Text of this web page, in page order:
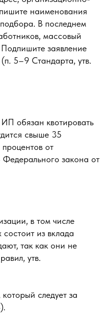
наименования
В последнем
массовый
заявление
5–9 Стандарта, утв.
обязан квотировать
свыше 35
от
Федерального закона от
в том числе
из вклада
так как они не
утв.
который следует за